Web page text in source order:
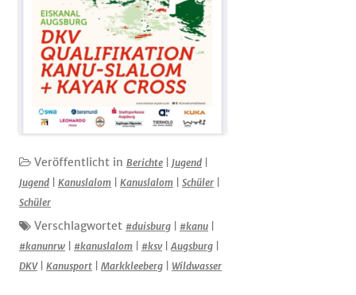
Veröffentlicht in Berichte Jugend
Jugend
Kanuslalom Kanuslalom Schüler
Schüler
Verschlagwortet #duisburg #kanu
#kanunrw
#kanuslalom #ksv |Augsburg
DKV| Kanusport Markkleeberg Wildwasser